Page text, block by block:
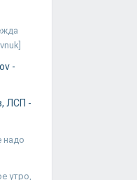
-
ЛСП -
надо
утро,